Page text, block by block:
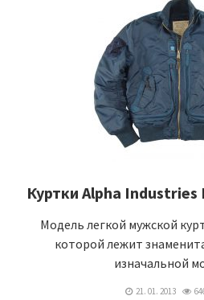
Куртки Alpha
Модель легкой мужской
которой лежит
изначальной
21. 01. 2013